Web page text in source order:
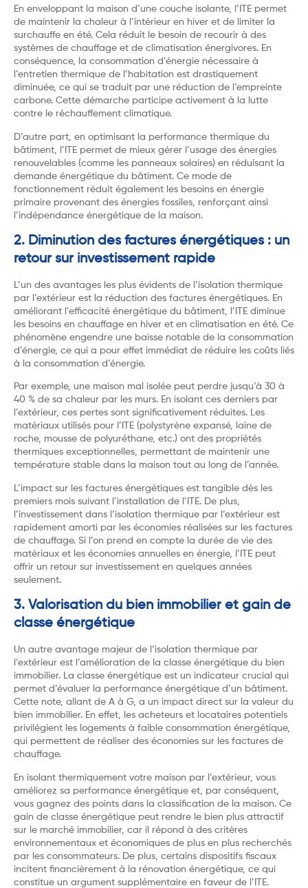
En enveloppant la maison d’une couche isolante, l’ITE permet
de maintenir la chaleur à l’intérieur en hiver et de limiter la
surchauffe en été. Cela réduit le besoin de recourir à des
systèmes de chauffage et de climatisation énergivores. En
conséquence, la consommation d’énergie nécessaire à
l’entretien thermique de l’habitation est drastiquement
diminuée, ce qui se traduit par une réduction de l’empreinte
carbone. Cette démarche participe activement à la lutte
contre le réchauffement climatique.
D’autre part, en optimisant la performance thermique du
bâtiment, l’ITE permet de mieux gérer l’usage des énergies
renouvelables (comme les panneaux solaires) en réduisant la
demande énergétique du bâtiment. Ce mode de
fonctionnement réduit également les besoins en énergie
primaire provenant des énergies fossiles, renforçant ainsi
l’indépendance énergétique de la maison.
2. Diminution des factures énergétiques : un
retour sur investissement rapide
L’un des avantages les plus évidents de l’isolation thermique
par l’extérieur est la réduction des factures énergétiques. En
améliorant l’efficacité énergétique du bâtiment, l’ITE diminue
les besoins en chauffage en hiver et en climatisation en été. Ce
phénomène engendre une baisse notable de la consommation
d’énergie, ce qui a pour effet immédiat de réduire les coûts liés
à la consommation d’énergie.
Par exemple, une maison mal isolée peut perdre jusqu’à 30 à
40 % de sa chaleur par les murs. En isolant ces derniers par
l’extérieur, ces pertes sont significativement réduites. Les
matériaux utilisés pour l’ITE (polystyrène expansé, laine de
roche, mousse de polyuréthane, etc.) ont des propriétés
thermiques exceptionnelles, permettant de maintenir une
température stable dans la maison tout au long de l’année.
L’impact sur les factures énergétiques est tangible dès les
premiers mois suivant l’installation de l’ITE. De plus,
l’investissement dans l’isolation thermique par l’extérieur est
rapidement amorti par les économies réalisées sur les factures
de chauffage. Si l’on prend en compte la durée de vie des
matériaux et les économies annuelles en énergie, l’ITE peut
offrir un retour sur investissement en quelques années
seulement.
3. Valorisation du bien immobilier et gain de
classe énergétique
Un autre avantage majeur de l’isolation thermique par
l’extérieur est l’amélioration de la classe énergétique du bien
immobilier. La classe énergétique est un indicateur crucial qui
permet d’évaluer la performance énergétique d’un bâtiment.
Cette note, allant de A à G, a un impact direct sur la valeur du
bien immobilier. En effet, les acheteurs et locataires potentiels
privilégient les logements à faible consommation énergétique,
qui permettent de réaliser des économies sur les factures de
chauffage.
En isolant thermiquement votre maison par l’extérieur, vous
améliorez sa performance énergétique et, par conséquent,
vous gagnez des points dans la classification de la maison. Ce
gain de classe énergétique peut rendre le bien plus attractif
sur le marché immobilier, car il répond à des critères
environnementaux et économiques de plus en plus recherchés
par les consommateurs. De plus, certains dispositifs fiscaux
incitent financièrement à la rénovation énergétique, ce qui
constitue un argument supplémentaire en faveur de l’ITE.